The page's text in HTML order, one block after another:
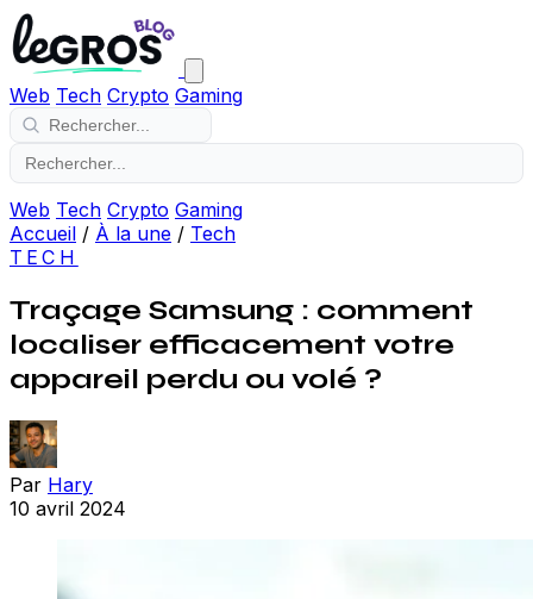
Web Tech Crypto Gaming
Web Tech Crypto Gaming
Accueil / À la une / Tech
TECH
Traçage Samsung : comment
localiser efficacement votre
appareil perdu ou volé ?
Par Hary
10 avril 2024